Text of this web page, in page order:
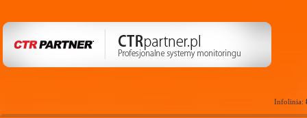
Infolinia: